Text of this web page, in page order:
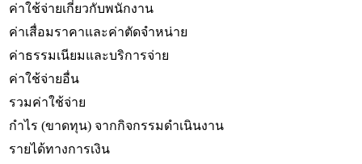
ค่าใช้จ่ายเกี่ยวกับพนักงาน
ค่าเสื่อมราคาและค่าตัดจำหน่าย
ค่าธรรมเนียมและบริการจ่าย
ค่าใช้จ่ายอื่น
รวมค่าใช้จ่าย
กำไร (ขาดทุน) จากกิจกรรมดำเนินงาน
รายได้ทางการเงิน